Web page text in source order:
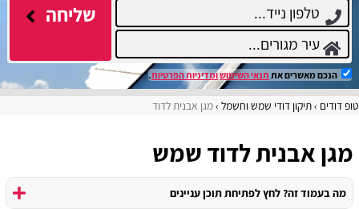
שליחה
הנכם מאשרים את תנאי השימושומדיניות הפרטיות.
טופ דודים תיקון דודי שמש וחשמל מגן אבנית לדוד
מגן אבנית לדוד שמש
מה בעמוד זה? לחץ לפתיחת תוכן עניינים